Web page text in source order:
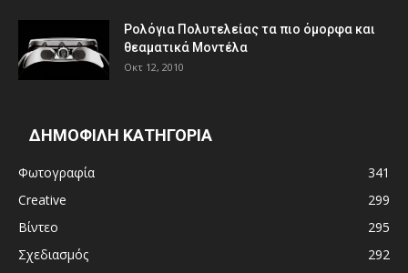
Ρολόγια Πολυτελείας τα πιο όμορφα και
θεαματικά Μοντέλα
Οκτ 12, 2010
ΔΗΜΟΦΙΛΗ ΚΑΤΗΓΟΡΙΑ
Φωτογραφία
341
Creative
299
Βίντεο
295
Σχεδιασμός
292